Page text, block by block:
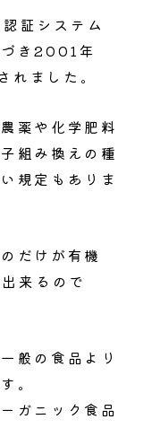
証システム
き2001年
ました。
薬や化学肥料
組み換えの種
規定もありま
だけが有機
来るので
般の食品より
。
ガニック食品